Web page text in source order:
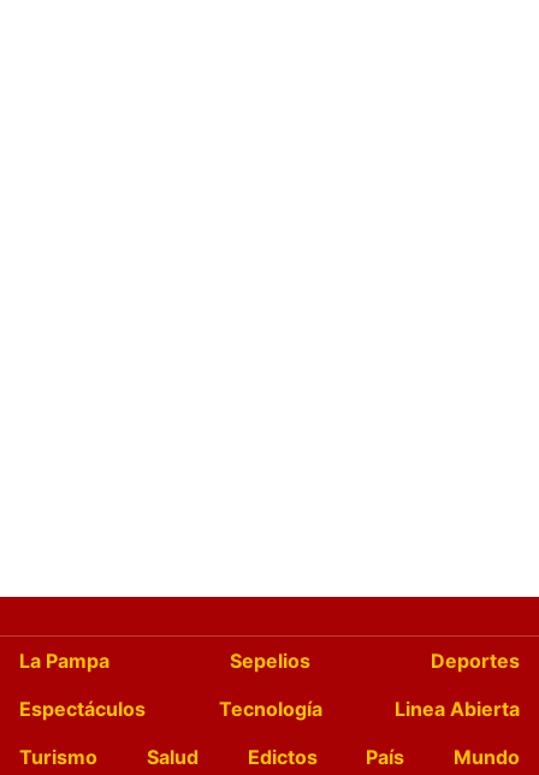
La Pampa Sepelios
Deportes
Espectáculos
Tecnología
Linea Abierta
Turismo
Salud Edictos País
Mundo